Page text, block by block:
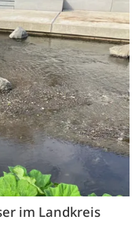
im Landkreis